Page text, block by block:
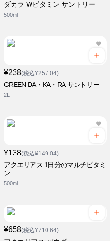
ダカラ Wビタミン サントリー
500ml
¥238(税込¥257.04)
GREEN DA・KA・RA サントリー
2L
¥138(税込¥149.04)
アクエリアス 1日分のマルチビタミ
ン
500ml
¥658(税込¥710.64)